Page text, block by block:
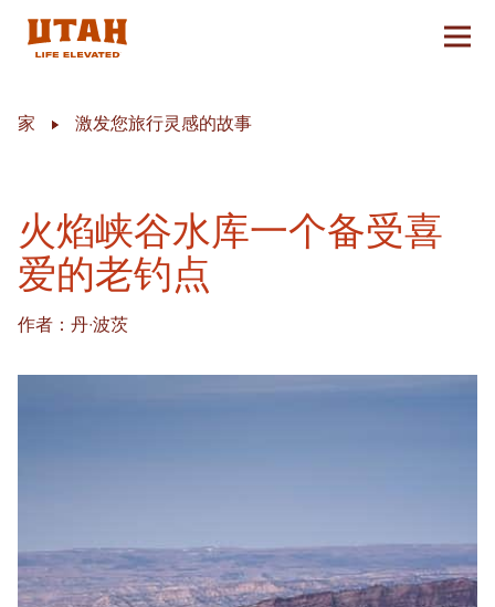
切换
家 激发您旅行灵感的故事
火焰峡谷水库一个备受喜
爱的老钓点
作者：丹·波茨